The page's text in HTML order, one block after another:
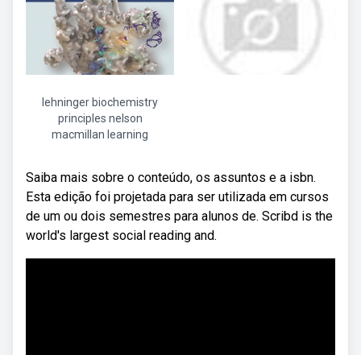
lehninger biochemistry
principles nelson
macmillan learning
Saiba mais sobre o conteúdo, os assuntos e a isbn.
Esta edição foi projetada para ser utilizada em cursos
de um ou dois semestres para alunos de. Scribd is the
world's largest social reading and.